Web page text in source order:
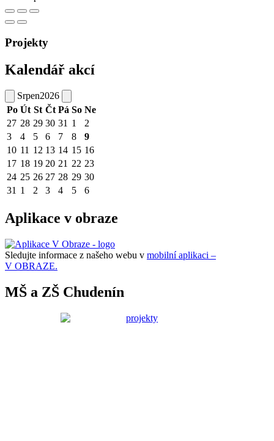
Projekty
Kalendář akcí
Srpen2026
Po Út St Čt Pá So Ne
27 28 29 30 31 1
2
3
4 5 6 7 8
9
10 11 12 13 14 15 16
17 18 19 20 21 22 23
24 25 26 27 28 29 30
31 1 2 3 4 5 6
Aplikace v obraze
Sledujte informace z našeho webu v mobilní aplikaci –
V OBRAZE.
MŠ a ZŠ Chudenín